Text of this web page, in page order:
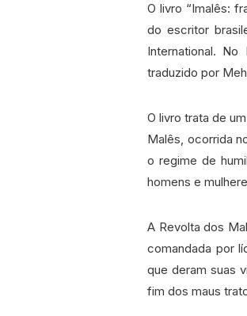
O livro “Imalês:
do escritor
International.
traduzido por
O livro trata de
Malês, ocorrida
o regime de
homens e
A Revolta dos
comandada por
que deram suas
fim dos maus